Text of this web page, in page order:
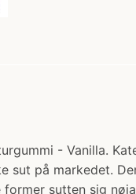
- Vanilla.
sut på markedet.
sutten sig